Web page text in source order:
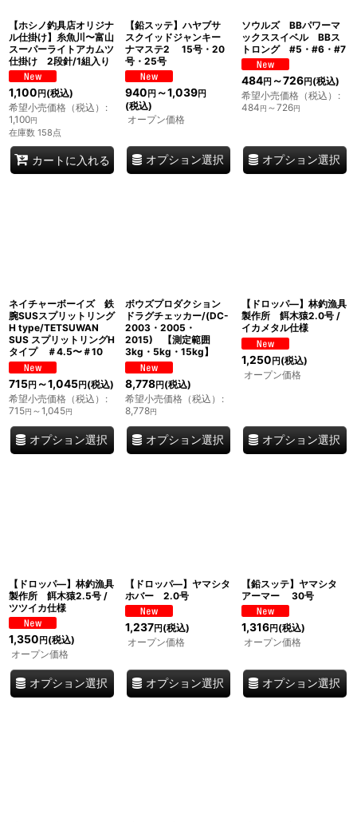
【ホシノ釣具店オリジナ
ル仕掛け】糸魚川〜富山
スーパーライトアカムツ
仕掛け 2段針/1組入り
1,100 円 (税込)
希望小売価格（税込） :
1,100円
在庫数 158点
カートに入れる
【鉛スッテ】ハヤブサ
スクイッドジャンキー
ナマステ2 15号・20
号・25号
940 円～1,039円
(税込)
オープン価格
オプション選択
ソウルズ BBパワーマ
ックススイベル BBス
トロング #5・#6・#7
484円～726円(税込)
希望小売価格（税込） :
484円 ～726円
オプション選択
ネイチャーボーイズ 鉄
腕SUSスプリットリング
H type/TETSUWAN
SUS スプリットリングH
タイプ ＃4.5〜＃10
715円 ～1,045円 (税込)
希望小売価格（税込） :
715円 ～1,045円
オプション選択
ボウズプロダクション
ドラグチェッカー/(DC-
2003・2005・
2015) 【測定範囲
3kg・5kg・15kg】
8,778円(税込)
希望小売価格（税込） :
8,778円
オプション選択
【ドロッパ―】林釣漁具
製作所 餌木猿2.0号 /
イカメタル仕様
1,250 円(税込)
オープン価格
オプション選択
【ドロッパ―】林釣漁具
製作所 餌木猿2.5号 /
ツツイカ仕様
1,350 円 (税込)
オープン価格
オプション選択
【ドロッパ―】ヤマシタ
ホバー 2.0号
1,237円(税込)
オープン価格
オプション選択
【鉛スッテ】ヤマシタ
アーマー 30号
1,316円(税込)
オープン価格
オプション選択